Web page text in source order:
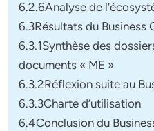
6.2.6Analyse de
6.3Résultats du Business
6.3.1Synthèse des
documents « ME »
6.3.2Réflexion suite au
6.3.3Charte d’utilisation
6.4Conclusion du